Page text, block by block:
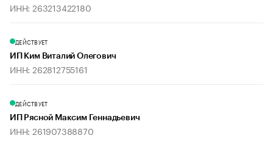
ИНН: 263213422180
ДЕЙСТВУЕТ
ИП Ким Виталий Олегович
ИНН: 262812755161
ДЕЙСТВУЕТ
ИП Рясной Максим Геннадьевич
ИНН: 261907388870